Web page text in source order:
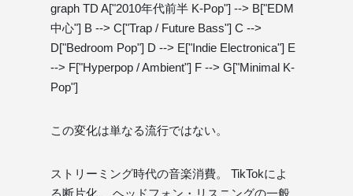
graph TD A["2010年代前半 K-Pop"] --> B["EDM
中心"] B --> C["Trap / Future Bass"] C -->
D["Bedroom Pop"] D --> E["Indie Electronica"] E
--> F["Hyperpop / Ambient"] F --> G["Minimal K-
Pop"]
この変化は単なる流行ではない。
ストリーミング時代の音楽消費。 TikTokによ
る断片化。 ヘッドフォン・リスニングの一般